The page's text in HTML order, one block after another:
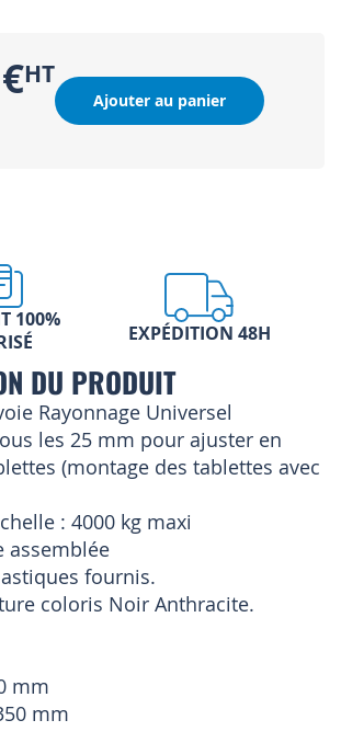
Ajouter au panier
100%
EXPÉDITION 48H
DU PRODUIT
Rayonnage Universel
les 25 mm pour ajuster en
(montage des tablettes avec
: 4000 kg maxi
assemblée
fournis.
coloris Noir Anthracite.
mm
mm